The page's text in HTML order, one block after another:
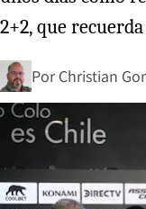
2+2, que
Por Christian